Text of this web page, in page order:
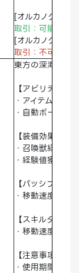
[オルカノクス[
取引：可能 破棄
[オルカノクス[永
取引：不可
東方の深海にあ
【アビリティ】
・アイテム自動
・自動ポーショ
【装備効果】
・召喚獣経験値
・経験値獲得
【パッシブスキ
・移動速度+50
【スキルタイプ】
・移動速度A
【注意事項】
・使用期間：永